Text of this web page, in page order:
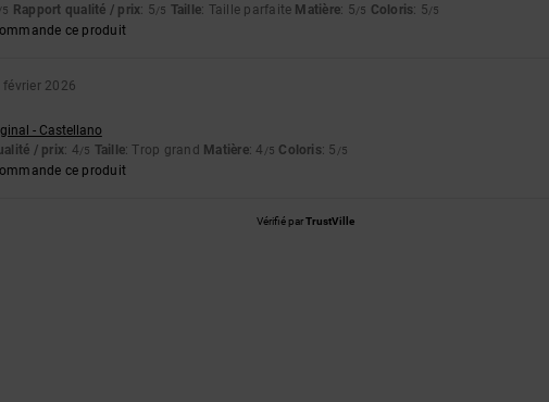
/5 Rapport qualité / prix: 5/5 Taille: Taille parfaite Matière: 5/5 Coloris: 5/5
ce produit
février 2026
- Castellano
/ prix: 4/5 Taille: Trop grand Matière: 4 /5 Coloris: 5 /5
ce produit
Vérifié parTrustVille